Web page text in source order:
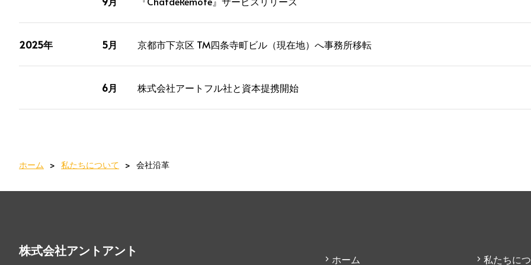
2025年 5月 京都市下京区 TM四条寺町ビル（現在地）へ事務所移転
6月 株式会社アートフル社と資本提携開始
ホーム 私たちについて 会社沿革
株式会社アントアント
ホーム 私たちに